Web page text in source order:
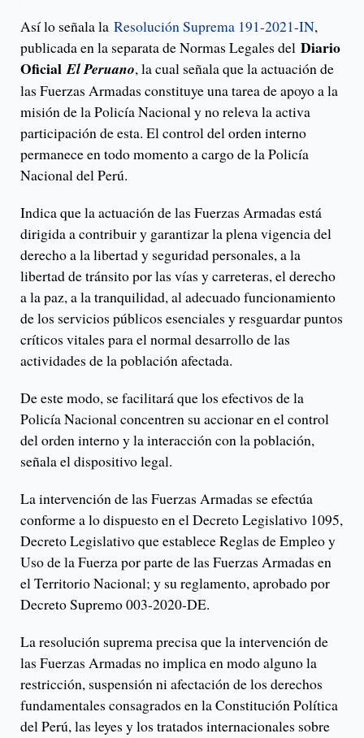
Así lo señala la Resolución Suprema 191-2021-IN,
publicada en la separata de Normas Legales del Diario
OficialEl Peruano, la cual señala que la actuación de
las Fuerzas Armadas constituye una tarea de apoyo a la
misión de la Policía Nacional y no releva la activa
participación de esta. El control del orden interno
permanece en todo momento a cargo de la Policía
Nacional del Perú.
Indica que la actuación de las Fuerzas Armadas está
dirigida a contribuir y garantizar la plena vigencia del
derecho a la libertad y seguridad personales, a la
libertad de tránsito por las vías y carreteras, el derecho
a la paz, a la tranquilidad, al adecuado funcionamiento
de los servicios públicos esenciales y resguardar puntos
críticos vitales para el normal desarrollo de las
actividades de la población afectada.
De este modo, se facilitará que los efectivos de la
Policía Nacional concentren su accionar en el control
del orden interno y la interacción con la población,
señala el dispositivo legal.
La intervención de las Fuerzas Armadas se efectúa
conforme a lo dispuesto en el Decreto Legislativo 1095,
Decreto Legislativo que establece Reglas de Empleo y
Uso de la Fuerza por parte de las Fuerzas Armadas en
el Territorio Nacional; y su reglamento, aprobado por
Decreto Supremo 003-2020-DE.
La resolución suprema precisa que la intervención de
las Fuerzas Armadas no implica en modo alguno la
restricción, suspensión ni afectación de los derechos
fundamentales consagrados en la Constitución Política
del Perú, las leyes y los tratados internacionales sobre